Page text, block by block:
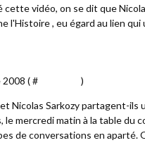
cette vidéo, on se dit que
l'Histoire , eu égard au lien
( # )
Nicolas Sarkozy partagent-
le mercredi matin à la table du
de conversations en aparté.